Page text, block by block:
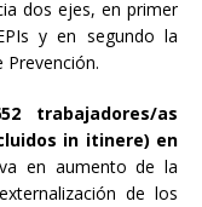
dos ejes, en primer
y en segundo la
Prevención.
trabajadores/as
in itinere) en
en aumento de la
de los